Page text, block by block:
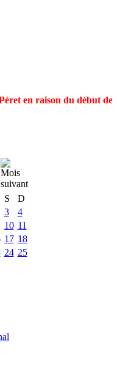
en raison du début
S
D
3
4
10 11
17 18
24 25